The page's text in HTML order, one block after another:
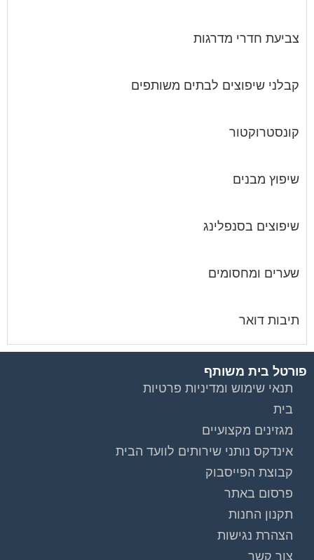
צביעת חדרי מדרגות
קבלני שיפוצים לבתים משותפים
קונסטרוקטור
שיפוץ מבנים
שיפוצים בסנפלינג
שערים ומחסומים
תיבות דואר
פורטל בית משותף
תנאי שימוש ומדיניות פרטיות
בית
מגזינים מקצועיים
אינדקס נותני שירותים לוועד הבית
קבוצת הפייסבוק
פרסום באתר
תקנון החנות
הצהרת נגישות
צור קשר